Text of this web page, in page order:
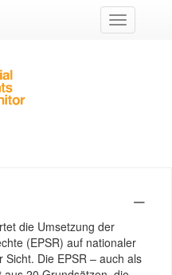
Navigation
die Umsetzung der
(EPSR) auf nationaler
Sicht. Die EPSR – auch als